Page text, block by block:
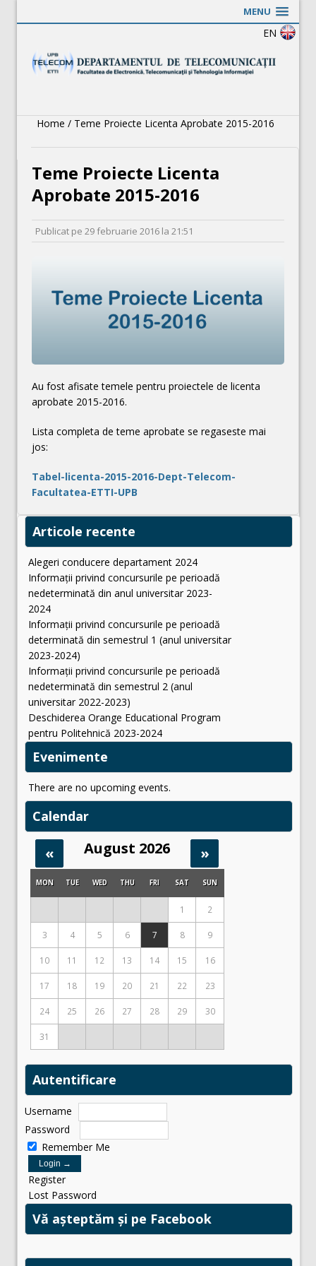
MENU
EN
Home / Teme Proiecte Licenta Aprobate 2015-2016
Teme Proiecte Licenta
Aprobate 2015-2016
Publicat pe 29 februarie 2016 la 21:51
Au fost afisate temele pentru proiectele de licenta
aprobate 2015-2016.
Lista completa de teme aprobate se regaseste mai
jos:
Tabel-licenta-2015-2016-Dept-Telecom-
Facultatea-ETTI-UPB
Articole recente
Alegeri conducere departament 2024
Informații privind concursurile pe perioadă
nedeterminată din anul universitar 2023-
2024
Informații privind concursurile pe perioadă
determinată din semestrul 1 (anul universitar
2023-2024)
Informații privind concursurile pe perioadă
nedeterminată din semestrul 2 (anul
universitar 2022-2023)
Deschiderea Orange Educational Program
pentru Politehnică 2023-2024
Evenimente
There are no upcoming events.
Calendar
« August 2026 »
MON TUE WED THU FRI SAT SUN
1 2
3 4 5 6 7 8 9
10 11 12 13 14 15 16
17 18 19 20 21 22 23
24 25 26 27 28 29 30
31
Autentificare
Username
Password
Remember Me
Register
Lost Password
Vă așteptăm și pe Facebook